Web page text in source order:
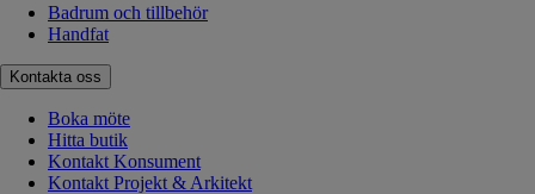
Badrum och tillbehör
Handfat
Kontakta oss
Boka möte
Hitta butik
Kontakt Konsument
Kontakt Projekt & Arkitekt